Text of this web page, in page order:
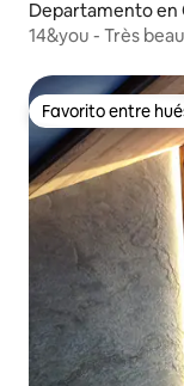
Departamento en
14&you - Très
Favorito entre
Favorito entre